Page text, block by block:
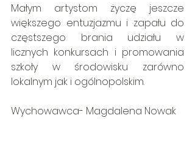
Małym artystom życzę jeszcze
większego entuzjazmu i zapału do
częstszego brania udziału w
licznych konkursach i promowania
szkoły w środowisku zarówno
lokalnym jak i ogólnopolskim.
Wychowawca- Magdalena Nowak